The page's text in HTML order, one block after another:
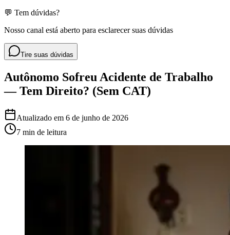
💬 Tem dúvidas?
Nosso canal está aberto para esclarecer suas dúvidas
Tire suas dúvidas
Autônomo Sofreu Acidente de Trabalho
— Tem Direito? (Sem CAT)
Atualizado em 6 de junho de 2026
7 min de leitura